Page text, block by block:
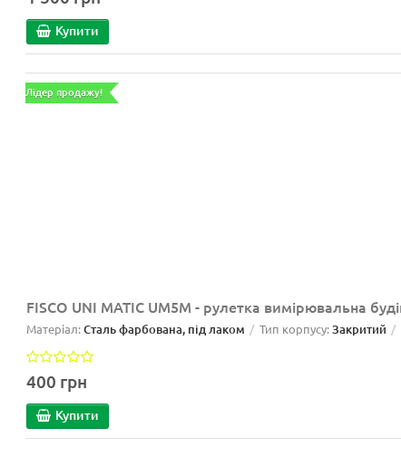
Купити
Лідер продажу!
FISCO UNI MATIC UM5M - рулетка вимірювальна
Матеріал: Сталь фарбована, під лаком Тип корпусу: Закритий
400 грн
Купити